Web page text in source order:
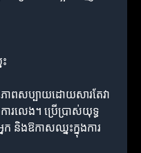
ាពសប្បាយដោយសារតែវា
ារលេង។ ប្រើប្រាស់យុទ្ធ
ក និងឱកាសឈ្នះក្នុងការ